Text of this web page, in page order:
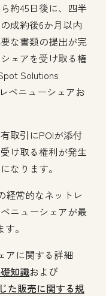
約45日後に、四半
成約後6か月以内
な書類の提出が完
ェアを受け取る権
Solutions
ベニューシェアお
取引にPOIが添付
け取る権利が発生
なります。
経常的なネットレ
ニューシェアが最
。
アに関する詳細
知識および
た販売に関する規